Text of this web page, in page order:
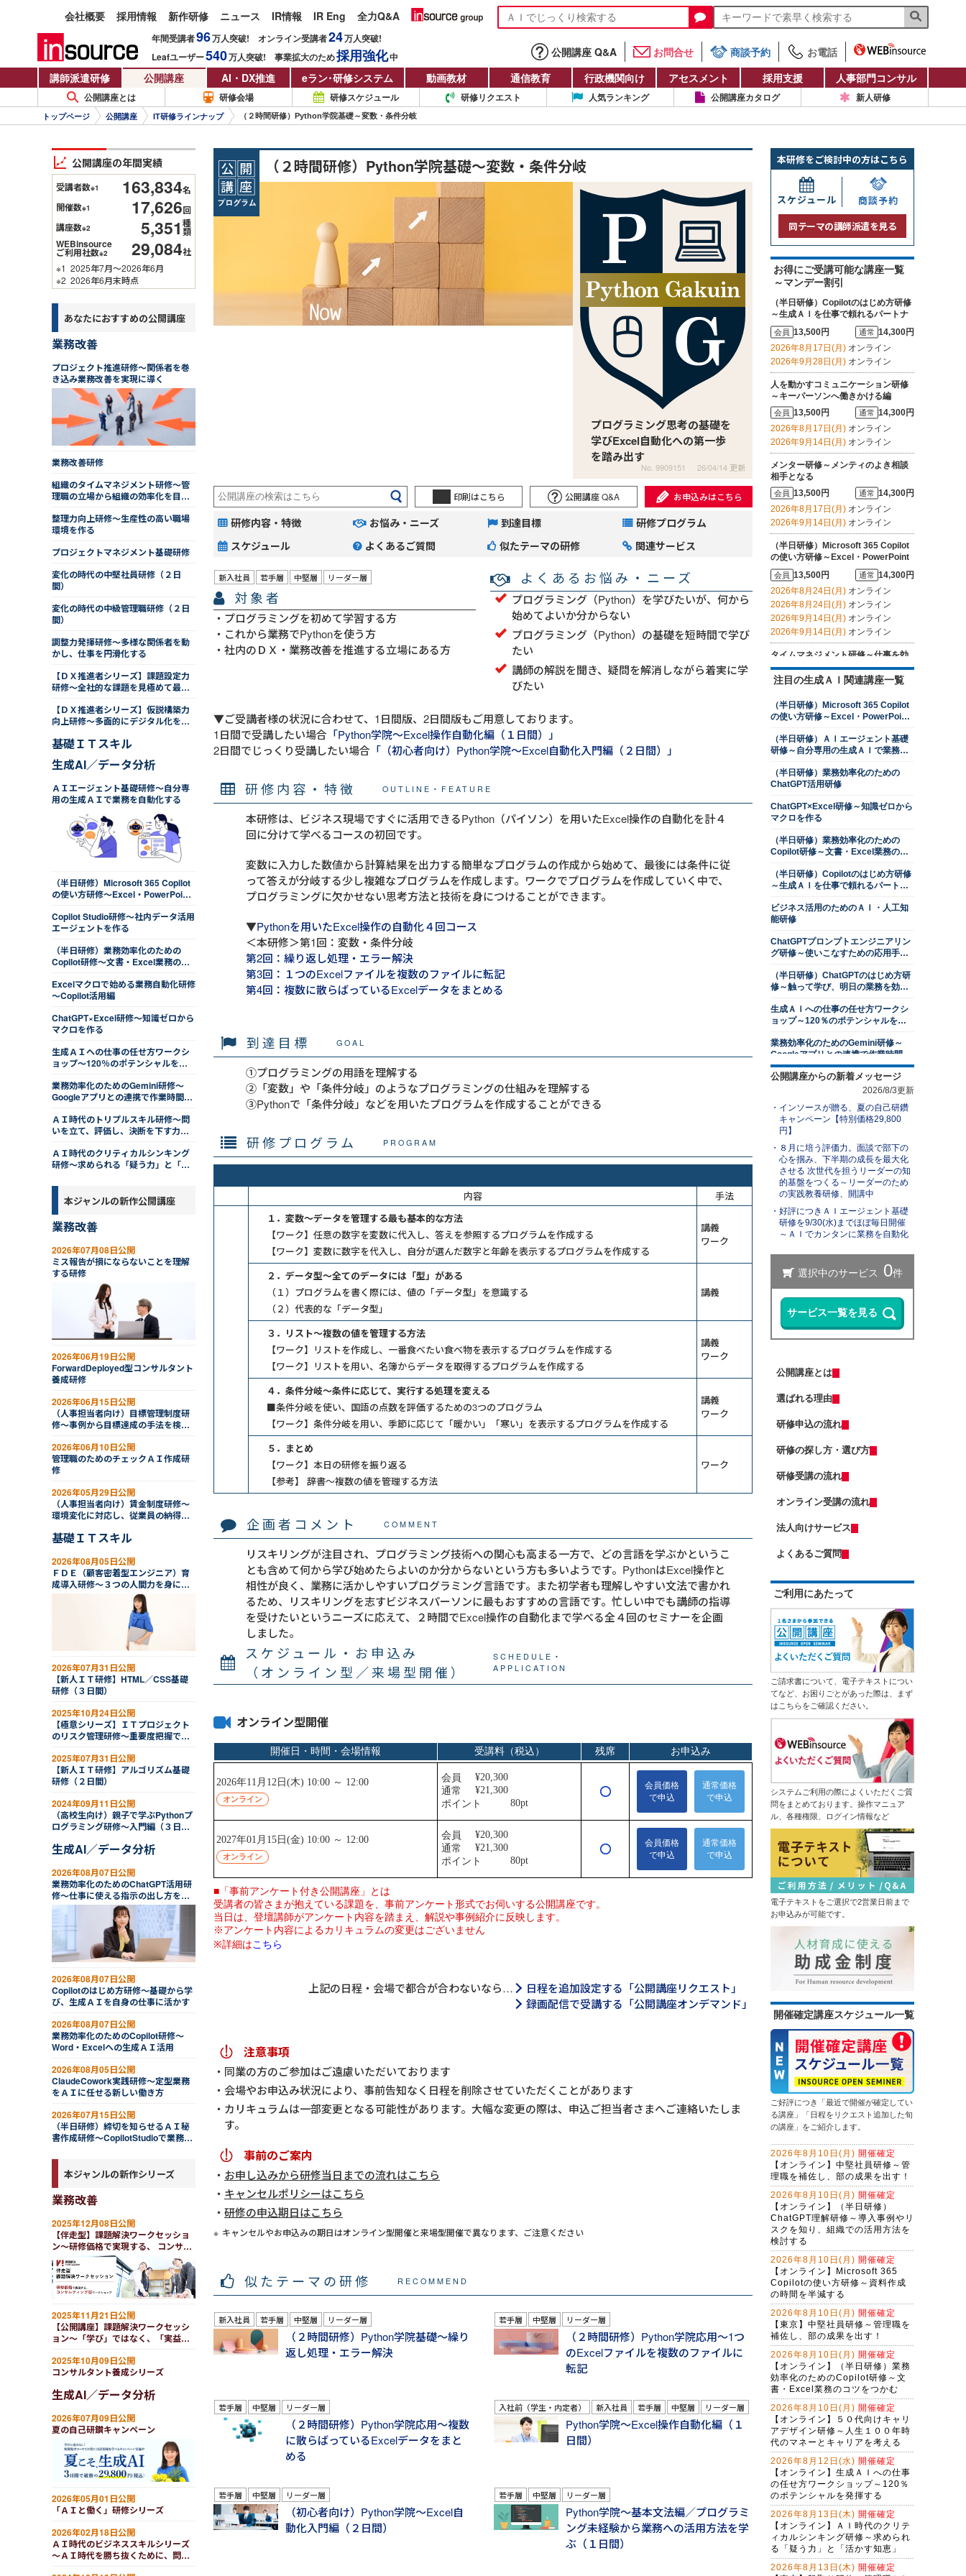
会社概要 採用情報 新作研修 ニュース IR情報 IR Eng 全力Q&A
年間受講者96万人突破! オンライン受講者24万人突破!
Leafユーザー540万人突破! 事業拡大のため採用強化中 公開講座 Q&A お問合せ 商談予約
お電話
講師派遣研修
公開講座 AI・DX推進 eラン・研修システム 動画教材 通信教育 行政機関向け アセスメント 採用支援 人事部門コンサル
公開講座とは 研修会場 研修スケジュール 研修リクエスト 人気ランキング 公開講座カタログ 新人研修
トップページ 公開講座 IT研修ラインナップ （２時間研修）Python学院基礎～変数・条件分岐
（２時間研修）Python学院基礎～変数・条件分岐
プログラミング思考の基礎を
学びExcel自動化への第一歩
を踏み出す
No. 9909151 26/04/14 更新
印刷はこちら 公開講座 Q&A お申込みはこちら
研修内容・特徴 お悩み・ニーズ 到達目標
研修プログラム
スケジュール
よくあるご質問 似たテーマの研修 関連サービス
対象者
新入社員 若手層 中堅層 リーダー層
プログラミングを初めて学習する方
これから業務でPythonを使う方
社内のＤＸ・業務改善を推進する立場にある方
よくあるお悩み・ニーズ
プログラミング（Python）を学びたいが、何から
始めてよいか分からない
プログラミング（Python）の基礎を短時間で学び
たい
講師の解説を聞き、疑問を解消しながら着実に学
びたい
▼ご受講者様の状況に合わせて、1日間版、2日間版もご用意しております。
1日間で受講したい場合 「Python学院～Excel操作自動化編（１日間）」
2日間でじっくり受講したい場合 「（初心者向け）Python学院～Excel自動化入門編（２日間）」
研修内容・特徴 OUTLINE・FEATURE
本研修は、ビジネス現場ですぐに活用できるPython（パイソン）を用いたExcel操作の自動化を計４
回に分けて学べるコースの初回です。
変数に入力した数値から計算結果を出力する簡単なプログラムの作成から始めて、最後には条件に従
って答えが分岐する少し複雑なプログラムを作成します。ワークでプログラムを作成していく中で、
プログラミングに欠かせない思考方法と技術を身につけることができます。
▼Pythonを用いたExcel操作の自動化４回コース
＜本研修＞第1回：変数・条件分岐
第2回：繰り返し処理・エラー解決
第3回：１つのExcelファイルを複数のファイルに転記
第4回：複数に散らばっているExcelデータをまとめる
到達目標 GOAL
①プログラミングの用語を理解する
②「変数」や「条件分岐」のようなプログラミングの仕組みを理解する
③Pythonで「条件分岐」などを用いたプログラムを作成することができる
研修プログラム PROGRAM
内容
手法
１．変数～データを管理する最も基本的な方法
【ワーク】任意の数字を変数に代入し、答えを参照するプログラムを作成する
【ワーク】変数に数字を代入し、自分が選んだ数字と年齢を表示するプログラムを作成する
講義
ワーク
２．データ型～全てのデータには「型」がある
（１）プログラムを書く際には、値の「データ型」を意識する
（２）代表的な「データ型」
講義
３．リスト～複数の値を管理する方法
【ワーク】リストを作成し、一番食べたい食べ物を表示するプログラムを作成する
【ワーク】リストを用い、名簿からデータを取得するプログラムを作成する
講義
ワーク
４．条件分岐～条件に応じて、実行する処理を変える
■条件分岐を使い、国語の点数を評価するための3つのプログラム
【ワーク】条件分岐を用い、季節に応じて「暖かい」「寒い」を表示するプログラムを作成する
講義
ワーク
５．まとめ
【ワーク】本日の研修を振り返る
【参考】 辞書～複数の値を管理する方法
ワーク
企画者コメント COMMENT
リスキリングが注目され、プログラミング技術への関心も高まる一方で、どの言語を学ぶかというこ
とも含めて何から学び始めたらよいのか分からないという方も多いようです。PythonはExcel操作と
相性が良く、業務に活かしやすいプログラミング言語です。また初学者も理解しやすい文法で書かれ
るため、リスキリングを志すビジネスパーソンに最もおすすめの言語です。忙しい中でも講師の指導
を受けたいというニーズに応えて、２時間でExcel操作の自動化まで学べる全４回のセミナーを企画
しました。
スケジュール・お申込み
（オンライン型／来場型開催）
SCHEDULE・
APPLICATION
オンライン型開催
上記の日程・会場で都合が合わないなら…
日程を追加設定する「公開講座リクエスト」
録画配信で受講する「公開講座オンデマンド」
注意事項
同業の方のご参加はご遠慮いただいております
会場やお申込み状況により、事前告知なく日程を削除させていただくことがあります
カリキュラムは一部変更となる可能性があります。大幅な変更の際は、申込ご担当者さまへご連絡いたしま
す。
事前のご案内
お申し込みから研修当日までの流れはこちら
キャンセルポリシーはこちら
研修の申込期日はこちら
キャンセルやお申込みの期日はオンライン型開催と来場型開催で異なります、ご注意ください
似たテーマの研修 RECOMMEND
新入社員 若手層 中堅層 リーダー層
（２時間研修）Python学院基礎～繰り
返し処理・エラー解決
若手層 中堅層 リーダー層
（２時間研修）Python学院応用～1つ
のExcelファイルを複数のファイルに
転記
若手層 中堅層 リーダー層
（２時間研修）Python学院応用～複数
に散らばっているExcelデータをまと
める
入社前（学生・内定者） 新入社員 若手層 中堅層 リーダー層
Python学院～Excel操作自動化編（１
日間）
若手層 中堅層 リーダー層
（初心者向け）Python学院～Excel自
動化入門編（２日間）
若手層 中堅層 リーダー層
Python学院～基本文法編／プログラミ
ング未経験から業務への活用方法を学
ぶ（１日間）
公開講座の年間実績
受講者数※1 163,834名
開催数※1 17,626回
講座数※2 5,351 種
類
WEBinsource
ご利用社数※2 29,084社
※1 2025年7月～2026年6月
※2 2026年6月末時点
あなたにおすすめの公開講座
業務改善
プロジェクト推進研修～関係者を巻
き込み業務改善を実現に導く
業務改善研修
組織のタイムマネジメント研修～管
理職の立場から組織の効率化を目指
整理力向上研修～生産性の高い職場
環境を作る
プロジェクトマネジメント基礎研修
変化の時代の中堅社員研修（２日
間）
変化の時代の中級管理職研修（２日
間）
調整力発揮研修～多様な関係者を動
かし、仕事を円滑化する
【ＤＸ推進者シリーズ】課題設定力
研修～全社的な課題を見極めて最適
【ＤＸ推進者シリーズ】仮説構築力
向上研修～多面的にデジタル化を考
基礎ＩＴスキル
生成AI／データ分析
ＡＩエージェント基礎研修～自分専
用の生成ＡＩで業務を自動化する
（半日研修）Microsoft 365 Copilot
の使い方研修～Excel・PowerPoint
Copilot Studio研修～社内データ活用
エージェントを作る
（半日研修）業務効率化のための
Copilot研修～文書・Excel業務のコ
Excelマクロで始める業務自動化研修
～Copilot活用編
ChatGPT×Excel研修～知識ゼロから
マクロを作る
生成ＡＩへの仕事の任せ方ワークシ
ョップ～120％のポテンシャルを発
業務効率化のためのGemini研修～
Googleアプリとの連携で作業時間を
ＡＩ時代のトリプルスキル研修～問
いを立て、評価し、決断を下す力を
ＡＩ時代のクリティカルシンキング
研修～求められる「疑う力」と「活
本ジャンルの新作公開講座
業務改善
2026年07月08日公開
ミス報告が損にならないことを理解
する研修
2026年06月19日公開
ForwardDeployed型コンサルタント
養成研修
2026年06月15日公開
（人事担当者向け）目標管理制度研
修～事例から目標達成の手法を検討
2026年06月10日公開
管理職のためのチェックＡＩ作成研
修
2026年05月29日公開
（人事担当者向け）賃金制度研修～
環境変化に対応し、従業員の納得感
基礎ＩＴスキル
2026年08月05日公開
ＦＤＥ（顧客密着型エンジニア）育
成導入研修～３つの人間力を身につ
ける（２日間）
2026年07月31日公開
【新人ＩＴ研修】HTML／CSS基礎
研修（３日間）
2025年10月24日公開
【極意シリーズ】ＩＴプロジェクト
のリスク管理研修～重要度把握で先
2025年07月31日公開
【新人ＩＴ研修】アルゴリズム基礎
研修（２日間）
2024年09月11日公開
（高校生向け）親子で学ぶPythonプ
ログラミング研修～入門編（３日
生成AI／データ分析
2026年08月07日公開
業務効率化のためのChatGPT活用研
修～仕事に使える指示の出し方を学
ぶ
2026年08月07日公開
Copilotのはじめ方研修～基礎から学
び、生成ＡＩを自身の仕事に活かす
2026年08月07日公開
業務効率化のためのCopilot研修～
Word・Excelへの生成ＡＩ活用
2026年08月05日公開
ClaudeCowork実践研修～定型業務
をＡＩに任せる新しい働き方
2026年07月15日公開
（半日研修）締切を知らせるＡＩ秘
書作成研修～CopilotStudioで業務自
本ジャンルの新作シリーズ
業務改善
2025年12月08日公開
【伴走型】課題解決ワークセッショ
ン～研修価格で実現する、 コンサル
ティング型ワークショップ
2025年11月21日公開
【公開講座】課題解決ワークセッシ
ョン～「学び」ではなく、「実益」
講座でも
2025年10月09日公開
コンサルタント養成シリーズ
生成AI／データ分析
2026年07月09日公開
夏の自己研鑽キャンペーン
2026年05月01日公開
「ＡＩと働く」研修シリーズ
2026年02月18日公開
ＡＩ時代のビジネススキルシリーズ
～ＡＩ時代を勝ち抜くために、問い
本研修をご検討中の方はこちら
スケジュール
商談予約
同テーマの講師派遣を見る
お得にご受講可能な講座一覧
～マンデー割引
（半日研修）Copilotのはじめ方研修
～生成ＡＩを仕事で頼れるパートナ
ーにする
会員 13,500円 通常 14,300円
2026年8月17日(月) オンライン
2026年9月28日(月) オンライン
人を動かすコミュニケーション研修
～キーパーソンへ働きかける編
会員 13,500円 通常 14,300円
2026年8月17日(月) オンライン
2026年9月14日(月) オンライン
メンター研修～メンティのよき相談
相手となる
会員 13,500円 通常 14,300円
2026年8月17日(月) オンライン
2026年9月14日(月) オンライン
（半日研修）Microsoft 365 Copilot
の使い方研修～Excel・PowerPoint
操作を効率化する
会員 13,500円 通常 14,300円
2026年8月24日(月) オンライン
2026年8月24日(月) オンライン
2026年9月14日(月) オンライン
2026年9月14日(月) オンライン
タイムマネジメント研修～仕事を効
率的に進めるための時間管理を学ぶ
会員 13,500円 通常 14,300円
2026年8月24日(月)
ロジカルシンキング研修
会員 13,500円 通常
14,300円
2026年8月24日(月)オンライン
2026年9月28日(月)オンライン
交渉力向上研修～ネゴシエーション
スキルを上達させる
会員 13,500円
2026年8月24日(月)オンライン
2026年9月28日(月) オンライン
判断力強化研修～８つの観点で意思
決定ができる管理職になる
2026年8月24日(月)オンライン
プレゼンテーション研修～相手を動
会員 13,500円 通常 14,300円
１対１面談研修～部下のキャリア開
会員 13,500円 通常 14,300円
若手社員研修～主体性の発揮
14,300円
2026年8月31日(月)オンライン
修～自他尊重のスタンスで言いにく
いことを伝える
会員 13,500円 通常 14,300円
2026年8月31日(月)オンライン
レジリエンス研修～しなやかにスト
レスと向き合い、回復力を身につけ
会員 13,500円 通常 14,300円
2026年9月7日(月)オンライン
リスクマネジメント研修～未然に防
ぐ方法を学ぶ
会員
14,300円
2026年9月7日(月)オンライン
研修～自分専用の生成ＡＩで業務を
自動化する
2026年9月7日(月)
ネスマナー研修
2026年9月7日(月)オンライン
2026年9月14日(月)
オンライン
票・説明会・入社手続きの流れを押
会員 13,500円
生産性向上研修～仕事の見える化で
ムダなく成果につなげる
会員 13,500円 通常
14,300円
2026年9月7日(月)
オンライン
情報セキュリティマネジメント研修
会員 14,300円 通常 14,300円
2026年9月7日(月)オンライン
中堅社員研修～管理職を補佐し、部
の成果を出す！
会員 13,500円 通常 14,300円
2026年9月7日(月)オンライン
プロジェクトマネジメント基礎研修
会員 13,500円 通常 14,300円
オンライン
はじめての経理実務研修～日次・月
会員 13,500円 通常 14,300円
2026年9月14日(月)オンライン
2026年9月28日(月)
情報セキュリティ研修～身近な事例
から社内リスクを抑制する
13,500円 通常
14,300円
2026年9月14日(月)オンライン
問題解決研修～ビジネス上の問題を
解決する
会員 13,500円 通常 14,300円
2026年9月28日(月)オンライン
注目の生成ＡＩ関連講座一覧
（半日研修）Microsoft 365 Copilot
の使い方研修～Excel・PowerPoint
（半日研修）ＡＩエージェント基礎
研修～自分専用の生成ＡＩで業務を
（半日研修）業務効率化のための
ChatGPT活用研修
ChatGPT×Excel研修～知識ゼロから
マクロを作る
（半日研修）業務効率化のための
Copilot研修～文書・Excel業務のコ
（半日研修）Copilotのはじめ方研修
～生成ＡＩを仕事で頼れるパートナ
ビジネス活用のためのＡＩ・人工知
能研修
ChatGPTプロンプトエンジニアリン
グ研修～使いこなすための応用手法
（半日研修）ChatGPTのはじめ方研
修～触って学び、明日の業務を効率
生成ＡＩへの仕事の任せ方ワークシ
ョップ～120％のポテンシャルを発
業務効率化のためのGemini研修～
Googleアプリとの連携で作業時間を
削減する
（半日研修）ChatGPTを活用した発
ＡＩエージェント基礎研修～自分専
用の生成ＡＩで業務を自動化する
（半日研修）ChatGPT×Excel研修～
身近なExcel業務から始めるＡＩ活用
ChatGPTを活用したビジネス文書研
修～文書作成の新スタンダードを学
生成ＡＩを活用した業務改善研修～
業務を可視化し、ＡＩに置き換え組
織展開する
入事例やリスクを知り、組織での活
用方法を検討する
【ＡＩと働く】研修担当者レベルア
ップ研修～整合性・納得感をＡＩで
担保する
Microsoft 365 Copilotの使い方研修
～資料作成の時間を半減する
ＤＸ推進のための要件定義研修
Excelマクロで始める業務自動化研修
に触れ、業務効率化のマインドを獲
ＡＩエージェント基礎研修～Gemini
で自組織専用のGemを作成する
ChatGPT×Pythonプログラミング研
間）
生成ＡＩ活用研修～リスクを理解し
運用方針を決める
～Excel業務と資料作成の負担を減ら
す
受注獲得のためのＡＩ活用研修～デ
ータ分析からソリューションの導出
まで
生成ＡＩ推進リーダー育成研修～効
果的な業務を選びエージェントを作
成する
（半日研修）デザイン業務内製化の
ための画像生成ＡＩ活用研修
はじめての業務自動化研修～生成Ａ
ＩとPythonで１日１時間を生みだす
ＤＸ推進のための業務改革研修～デ
ジタル活用の視点を持つ
ChatGPT×データ分析研修～ＡＩド
リブンな課題解決
（半日研修）ＡＩ理解研修～人工知
能にできることを知り、正しく活用
する
触って高める生成ＡＩリテラシー研
修～生成ＡＩパスポート取得の１歩
を踏み出す
管理職向け発想力強化ワークショッ
プ～生成ＡＩとＳＦ思考で未来を構
想する
NotebookLM活用研修～生成ＡＩで
スライド作成を自動化する
問合せ対応効率化のためのＡＩエー
ジェント研修～CopilotとExcel編
（２日間）
生成ＡＩを味方にするWebマーケテ
成術～年間6,000件の問合せを獲得す
る、インソース流のWeb開発
（半日研修）営業向け生成ＡＩ活用
研修～提案書作成・Excel作業を効率
化する
初心者限定！GeminiでWeb検索・情
報整理から自業務特化ＡＩ作成まで
学ぶ３日間集中コース
ChatGPT×Excelレベルアップ研修～
マクロ仕様書で、要件定義力を強化
する
（半日研修）ChatGPTによるプログ
ラミング効率化研修～活用事例とプ
ＡＩエージェント開発研修～
LangChainで業務プロセスを改善す
る（２日間）
初心者限定！Copilotで基本操作から
自業務特化ＡＩ作成まで学ぶ３日間
集中コース
生成ＡＩを活用した企画立案ワーク
ショップ～アイデアソンに取り組む
生成AI活用講座・応用編
Claude Cowork実践研修～定型業務
をＡＩに任せる新しい働き方
生成AI活用講座・基礎編
Ｇ検定対策研修～現代に必須のＡＩ
リテラシー（２日間）
アプリを作れる自分になる！生成Ａ
Ｉで仕事を変えるバイブコーディン
グ研修（２日間）
バイブコーディング体験研修～ＡＩ
の力でプログラムを自動作成する
（半日研修）ＡＩ時代の構文リテラ
シー向上研修～アレクサンドラ・ア
ミラーゼ構文で考える
（半日研修）締切を知らせるＡＩ秘
書作成研修～Copilot Studioで業務自
動化
Gemini実践者向け！NotebookLM資
料作成からGem構築まで学ぶ３日間
集中コース
Copilot実践者向け！Excel自動化か
らＡＩエージェント構築まで学ぶ３
日間集中コース
（半日研修）RAGシステム基礎研修
公開講座からの新着メッセージ
2026/8/3更新
インソースが贈る、夏の自己研鑽
キャンペーン【特別価格29,800
円】
８月に培う評価力。面談で部下の
心を掴み、下半期の成長を最大化
させる 次世代を担うリーダーの知
的基盤をつくる～リーダーのため
の実践教養研修、開講中
好評につきＡＩエージェント基礎
研修を9/30(水)までほぼ毎日開催
～ＡＩでカンタンに業務を自動化
公開講座とは
選ばれる理由
研修申込の流れ
研修の探し方・選び方
研修受講の流れ
オンライン受講の流れ
法人向けサービス
よくあるご質問
ご利用にあたって
ご請求書について、電子テキストについ
てなど、お困りごとがあった際は、まず
はこちらをご確認ください。
システムご利用の際によくいただくご質
問をまとめております。操作マニュア
ル、各種権限、ログイン情報など
電子テキストをご選択で2営業日前まで
お申込みが可能です。
開催確定講座スケジュール一覧
ご好評につき「最近で開催が確定してい
る講座」「日程をリクエスト追加した旬
の講座」をご紹介します。
2026年8月10日(月) 開催確定
【オンライン】中堅社員研修～管
理職を補佐し、部の成果を出す！
2026年8月10日(月) 開催確定
【オンライン】（半日研修）
ChatGPT理解研修～導入事例やリ
スクを知り、組織での活用方法を
検討する
2026年8月10日(月) 開催確定
【オンライン】Microsoft 365
Copilotの使い方研修～資料作成
の時間を半減する
2026年8月10日(月) 開催確定
【東京】中堅社員研修～管理職を
補佐し、部の成果を出す！
2026年8月10日(月) 開催確定
【オンライン】（半日研修）業務
効率化のためのCopilot研修～文
書・Excel業務のコツをつかむ
2026年8月10日(月) 開催確定
【オンライン】５０代向けキャリ
アデザイン研修～人生１００年時
代のマネーとキャリアを考える
2026年8月12日(水) 開催確定
【オンライン】生成ＡＩへの仕事
の任せ方ワークショップ～120％
のポテンシャルを発揮する
2026年8月13日(木) 開催確定
【オンライン】ＡＩ時代のクリテ
ィカルシンキング研修～求められ
る「疑う力」と「活かす知恵」
2026年8月13日(木) 開催確定